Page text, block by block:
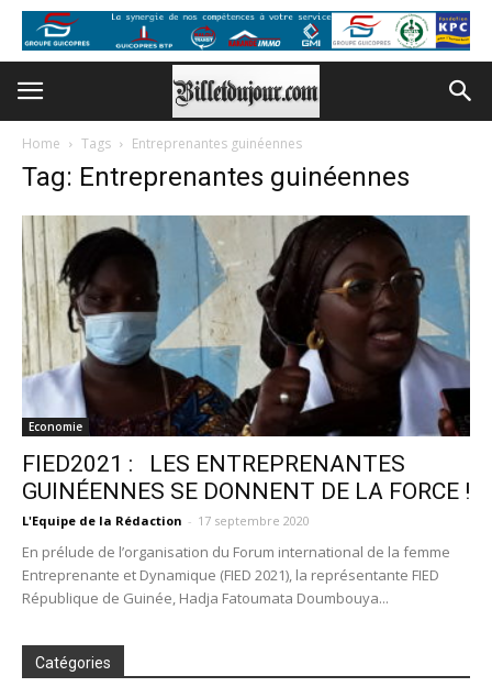
Home Tags Entreprenantes guinéennes
Tag: Entreprenantes guinéennes
Economie
FIED2021 : LES ENTREPRENANTES
GUINÉENNES SE DONNENT DE LA FORCE !
L'Equipe de la Rédaction - 17 septembre 2020
En prélude de l’organisation du Forum international de la femme
Entreprenante et Dynamique (FIED 2021), la représentante FIED
République de Guinée, Hadja Fatoumata Doumbouya...
Catégories